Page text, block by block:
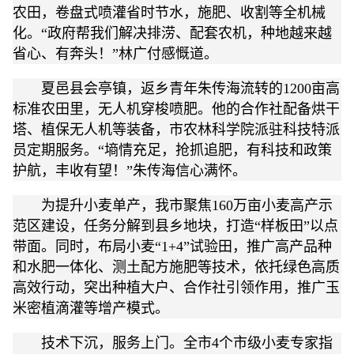
农田，卷盘式喷灌省时节水，施肥、收割等全机械
化。“政府帮我们解决排涝、配套农机，种地越来越
省心、有奔头！”林广付感慨道。
夏邑县会亭镇，返乡青年朱传海流转的1200亩高
标准农田里，无人机穿梭喷肥。他的合作社配备烘干
塔、植保无人机等装备，市农林科学院派驻科技特派
员定期服务。“墒情充足，抢抓追肥，有科技和政策
护航，丰收有望！”朱传海信心满怀。
为提升小麦单产，我市聚焦160万亩小麦高产示
范区建设，任务分解到县乡地块，打造“样板田”以点
带面。同时，布局小麦“1+4”试验田，推广高产品种
和水肥一体化、测土配方施肥等技术，依托绿色高质
高效行动，突出种植大户、合作社引领作用，推广玉
米密植滴灌等增产模式。
技术下沉，服务上门。全市4个市级小麦专家指